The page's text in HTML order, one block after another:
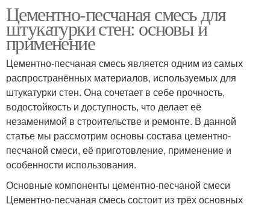
Цементно-песчаная смесь для
штукатурки стен: основы и
применение
Цементно-песчаная смесь является одним из самых
распространённых материалов, используемых для
штукатурки стен. Она сочетает в себе прочность,
водостойкость и доступность, что делает её
незаменимой в строительстве и ремонте. В данной
статье мы рассмотрим основы состава цементно-
песчаной смеси, её приготовление, применение и
особенности использования.
Основные компоненты цементно-песчаной смеси
Цементно-песчаная смесь состоит из трёх основных